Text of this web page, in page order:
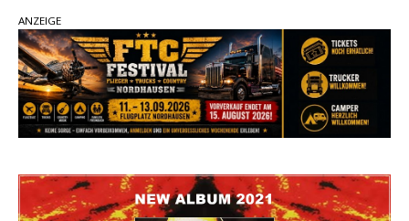
Kacey Musgraves entführt Fans mit neuem
Video zu „Mexico Honey“
Carter Faith mit brandneuem Musikvideo zu
„Pearl Handled Pistol“
Ella Langley schreibt Musikgeschichte:
aller Zeiten
ANZEIGE